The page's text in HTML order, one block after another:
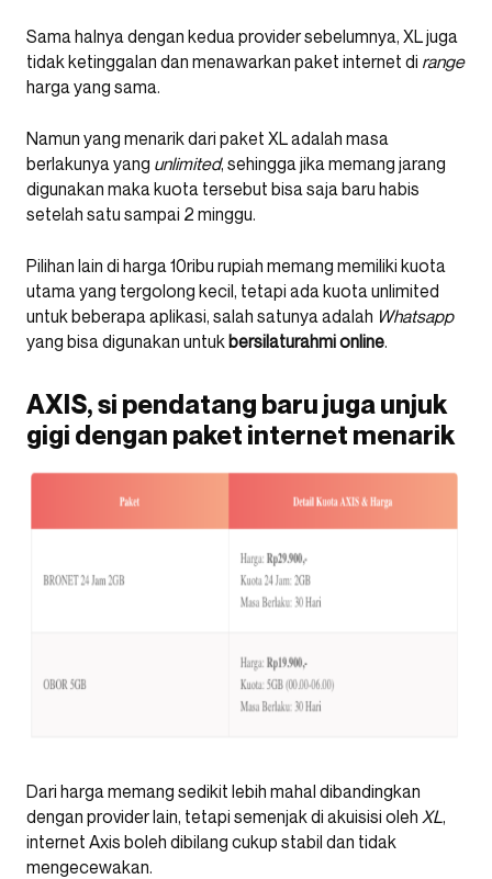
Sama halnya dengan kedua provider sebelumnya, XL juga
tidak ketinggalan dan menawarkan paket internet di range
harga yang sama.
Namun yang menarik dari paket XL adalah masa
berlakunya yang unlimited, sehingga jika memang jarang
digunakan maka kuota tersebut bisa saja baru habis
setelah satu sampai 2 minggu.
Pilihan lain di harga 10ribu rupiah memang memiliki kuota
utama yang tergolong kecil, tetapi ada kuota unlimited
untuk beberapa aplikasi, salah satunya adalah Whatsapp
yang bisa digunakan untuk bersilaturahmi online.
AXIS, si pendatang baru juga unjuk
gigi dengan paket internet menarik
Dari harga memang sedikit lebih mahal dibandingkan
dengan provider lain, tetapi semenjak di akuisisi oleh XL,
internet Axis boleh dibilang cukup stabil dan tidak
mengecewakan.